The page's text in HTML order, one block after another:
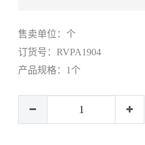
售卖单位： 个
订货号： RVPA1904
产品规格： 1个